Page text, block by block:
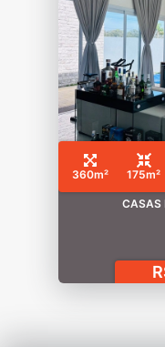
360m² 175m²
CASAS